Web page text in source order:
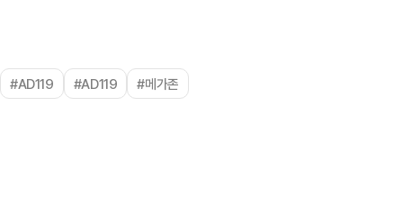
#AD119 #AD119 #메가존